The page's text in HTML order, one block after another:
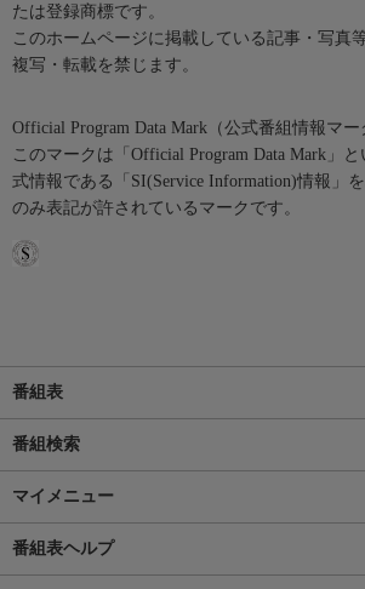
たは登録商標です。
このホームページに掲載している記事・写真
複写・転載を禁じます。
Official Program Data Mark（公式番組情報マー
このマークは「Official Program Data Mark」
式情報である「SI(Service Information)情報」
のみ表記が許されているマークです。
番組表
番組検索
マイメニュー
番組表ヘルプ